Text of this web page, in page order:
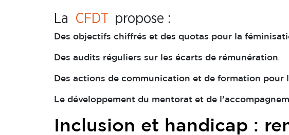
La CFDT propose :
Des objectifs chiffrés et des quotas pour la
Des audits réguliers sur les écarts de rémunération.
Des actions de communication et de formation pour
Le développement du mentorat et de
Inclusion et handicap :